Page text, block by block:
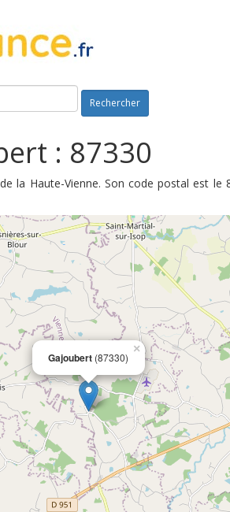
Rechercher
: 87330
la Haute-Vienne. Son code postal est le
Gajoubert (87330)
×